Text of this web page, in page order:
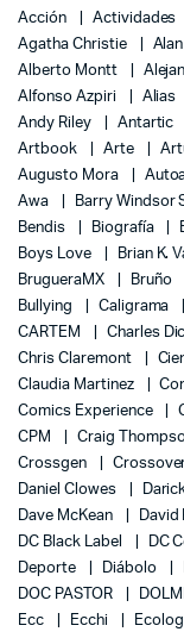
Acción Actividades
Agatha Christie
Alberto Montt
Alfonso Azpiri
Alias
Andy Riley
Antartic
Artbook
Arte
Augusto Mora
Awa
Barry Windsor
Bendis
Biografía
Boys Love
Brian K.
BrugueraMX
Bruño
Bullying
Caligrama
CARTEM
Charles
Chris Claremont
Claudia Martinez
Comics Experience
CPM
Craig
Crossgen
Daniel Clowes
Dave McKean
David
DC Black Label
DC
Deporte
Diábolo
DOC PASTOR
Ecc
Ecchi